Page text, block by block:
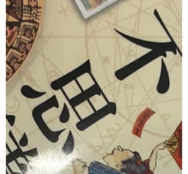
本棚
お知ら
せ